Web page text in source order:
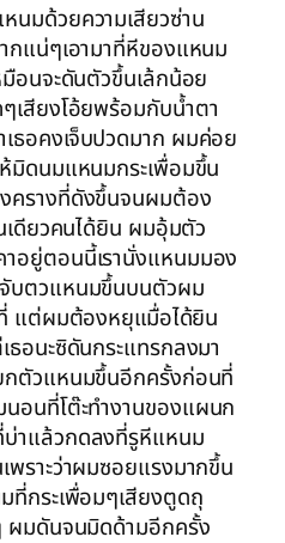
นมด้วยความเสียวซ่าน
กแน่ๆเอามาที่หีของแหนม
อนจะดันตัวขึ้นเล้กน้อย
เสียงโอ้ยพร้อมกับน้ำตา
ธอคงเจ็บปวดมาก ผมค่อย
มิดนมแหนมกระเพื่อมขึ้น
ครางที่ดังขึ้นจนผมต้อง
เดียวคนได้ยิน ผมอุ้มตัว
อยู่ตอนนี้เรานั่งแหนมมอง
บตวแหนมขึ้นบนตัวผม
แต่ผมต้องหยุเเมื่อได้ยิน
อนะซิดันกระแทรกลงมา
ตัวแหนมขึ้นอีกครั้งก่อนที่
นอนที่โต๊ะทำงานของแผนก
าแล้วกดลงที่รูหีแหนม
พราะว่าผมซอยแรงมากขึ้น
ที่กระเพื่อมๆเสียงตูดถุ
ผมดันจนมิดด้ามอีกครั้ง